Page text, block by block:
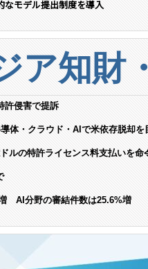
なモデル提出制度を導入
ア知財
許侵害で提訴
体・クラウド・AIで米依存脱却を
ルの特許ライセンス料支払いを命
AI分野の審結件数は25.6%増